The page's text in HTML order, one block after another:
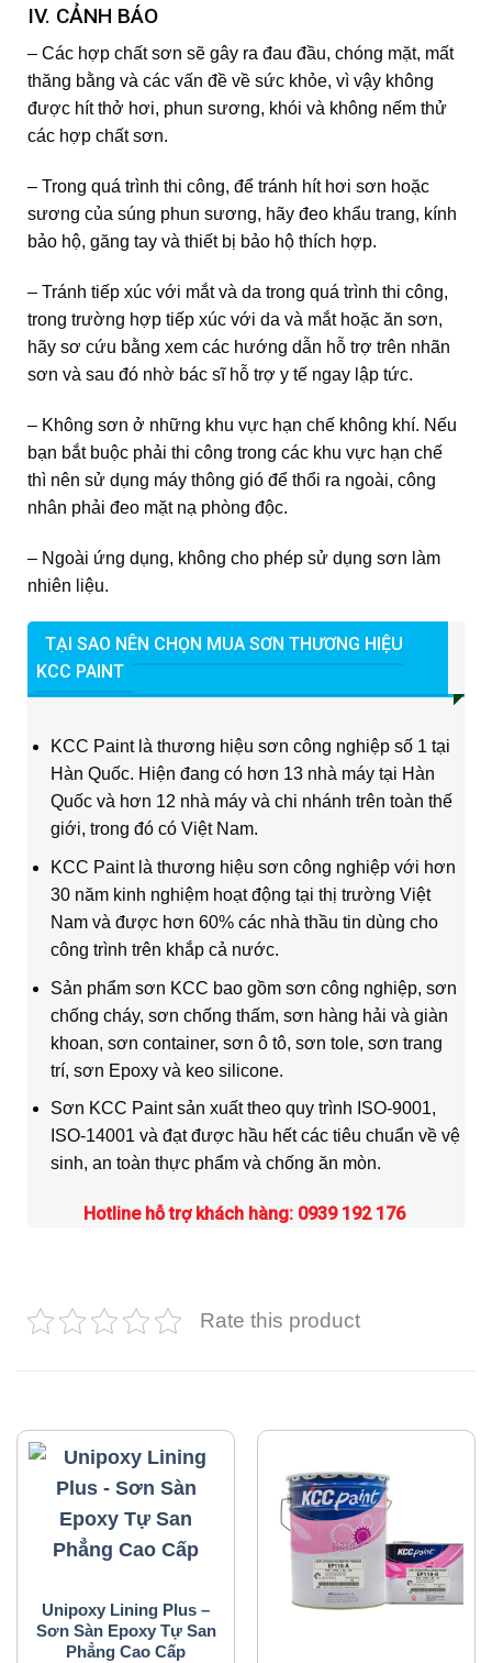
IV. CẢNH BÁO
– Các hợp chất sơn sẽ gây ra đau đầu, chóng mặt, mất
thăng bằng và các vấn đề về sức khỏe, vì vậy không
được hít thở hơi, phun sương, khói và không nếm thử
các hợp chất sơn.
– Trong quá trình thi công, để tránh hít hơi sơn hoặc
sương của súng phun sương, hãy đeo khẩu trang, kính
bảo hộ, găng tay và thiết bị bảo hộ thích hợp.
– Tránh tiếp xúc với mắt và da trong quá trình thi công,
trong trường hợp tiếp xúc với da và mắt hoặc ăn sơn,
hãy sơ cứu bằng xem các hướng dẫn hỗ trợ trên nhãn
sơn và sau đó nhờ bác sĩ hỗ trợ y tế ngay lập tức.
– Không sơn ở những khu vực hạn chế không khí. Nếu
bạn bắt buộc phải thi công trong các khu vực hạn chế
thì nên sử dụng máy thông gió để thổi ra ngoài, công
nhân phải đeo mặt nạ phòng độc.
– Ngoài ứng dụng, không cho phép sử dụng sơn làm
nhiên liệu.
TẠI SAO NÊN CHỌN MUA SƠN THƯƠNG HIỆU
KCC PAINT
KCC Paint là thương hiệu sơn công nghiệp số 1 tại
Hàn Quốc. Hiện đang có hơn 13 nhà máy tại Hàn
Quốc và hơn 12 nhà máy và chi nhánh trên toàn thế
giới, trong đó có Việt Nam.
KCC Paint là thương hiệu sơn công nghiệp với hơn
30 năm kinh nghiệm hoạt động tại thị trường Việt
Nam và được hơn 60% các nhà thầu tin dùng cho
công trình trên khắp cả nước.
Sản phẩm sơn KCC bao gồm sơn công nghiệp, sơn
chống cháy, sơn chống thấm, sơn hàng hải và giàn
khoan, sơn container, sơn ô tô, sơn tole, sơn trang
trí, sơn Epoxy và keo silicone.
Sơn KCC Paint sản xuất theo quy trình ISO-9001,
ISO-14001 và đạt được hầu hết các tiêu chuẩn về vệ
sinh, an toàn thực phẩm và chống ăn mòn.
Hotline hỗ trợ khách hàng: 0939 192 176
Rate this product
Unipoxy Lining Plus –
Sơn Sàn Epoxy Tự San
Phẳng Cao Cấp